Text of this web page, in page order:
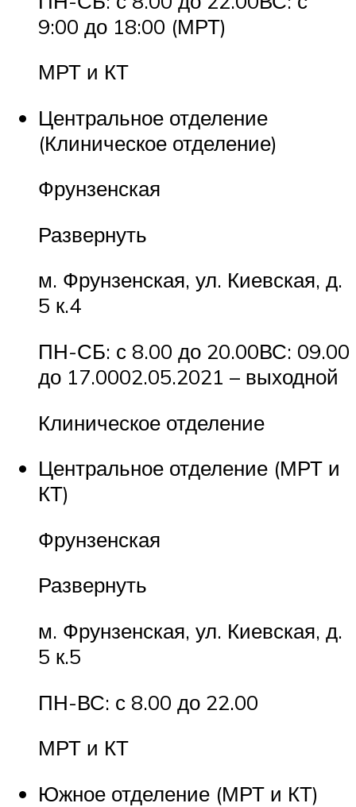
9:00 до 18:00 (МРТ)
МРТ и КТ
Центральное отделение
(Клиническое отделение)
Фрунзенская
Развернуть
м. Фрунзенская, ул. Киевская, д.
5 к.4
ПН-СБ: с 8.00 до 20.00ВС: 09.00
до 17.0002.05.2021 – выходной
Клиническое отделение
Центральное отделение (МРТ и
КТ)
Фрунзенская
Развернуть
м. Фрунзенская, ул. Киевская, д.
5 к.5
ПН-ВС: с 8.00 до 22.00
МРТ и КТ
Южное отделение (МРТ и КТ)